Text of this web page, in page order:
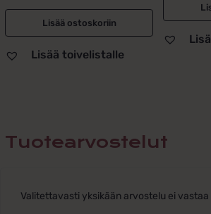
Lisää ostoskoriin
Lisää toivelistalle
Tuotearvostelut
Valitettavasti yksikään arvostelu ei